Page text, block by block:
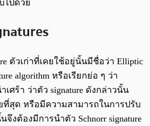
ไปด้วย
ตัวเก่าที่เคยใช้อยู่นั้นมีชื่อว่า Elliptic
algorithm หรือเรียกย่อ ๆ ว่า
เศร้า ว่าตัว signature ดังกล่าวนั้น
สุด หรือมีความสามารถในการปรับ
งต้องมีการนำตัว Schnorr signature